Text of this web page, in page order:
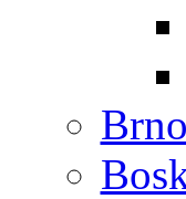
Brno